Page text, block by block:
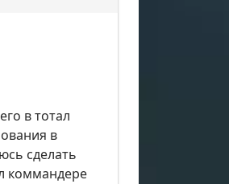
в тотал
в
сделать
коммандере